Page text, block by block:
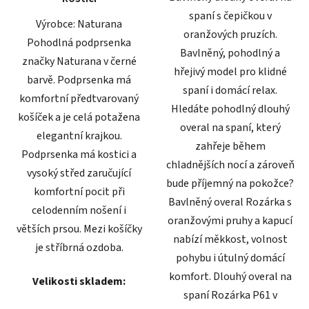
Výrobce: Naturana
Pohodlná podprsenka
značky Naturana v černé
barvě. Podprsenka má
komfortní předtvarovaný
košíček a je celá potažena
elegantní krajkou.
Podprsenka má kostici a
vysoký střed zaručující
komfortní pocit při
celodenním nošení i
větších prsou. Mezi košíčky
je stříbrná ozdoba.
Velikosti skladem:
spaní s čepičkou v
oranžových pruzích.
Bavlněný, pohodlný a
hřejivý model pro klidné
spaní i domácí relax.
Hledáte pohodlný dlouhý
overal na spaní, který
zahřeje během
chladnějších nocí a zároveň
bude příjemný na pokožce?
Bavlněný overal Rozárka s
oranžovými pruhy a kapucí
nabízí měkkost, volnost
pohybu i útulný domácí
komfort. Dlouhý overal na
spaní Rozárka P61 v